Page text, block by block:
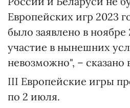
Европейских игр 2023
было заявлено в ноябре
участие в нынешних
невозможно", – сказано
III Европейские игры
по 2 июля.